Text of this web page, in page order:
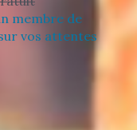
membre de
vos attentes